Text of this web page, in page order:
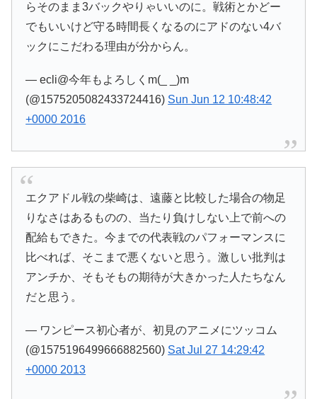
らそのまま3バックやりゃいいのに。戦術とかどー
でもいいけど守る時間長くなるのにアドのない4バ
ックにこだわる理由が分からん。
— ecli@今年もよろしくm(_ _)m
(@1575205082433724416) Sun Jun 12 10:48:42
+0000 2016
エクアドル戦の柴崎は、遠藤と比較した場合の物足
りなさはあるものの、当たり負けしない上で前への
配給もできた。今までの代表戦のパフォーマンスに
比べれば、そこまで悪くないと思う。激しい批判は
アンチか、そもそもの期待が大きかった人たちなん
だと思う。
— ワンピース初心者が、初見のアニメにツッコム
(@1575196499666882560) Sat Jul 27 14:29:42
+0000 2013